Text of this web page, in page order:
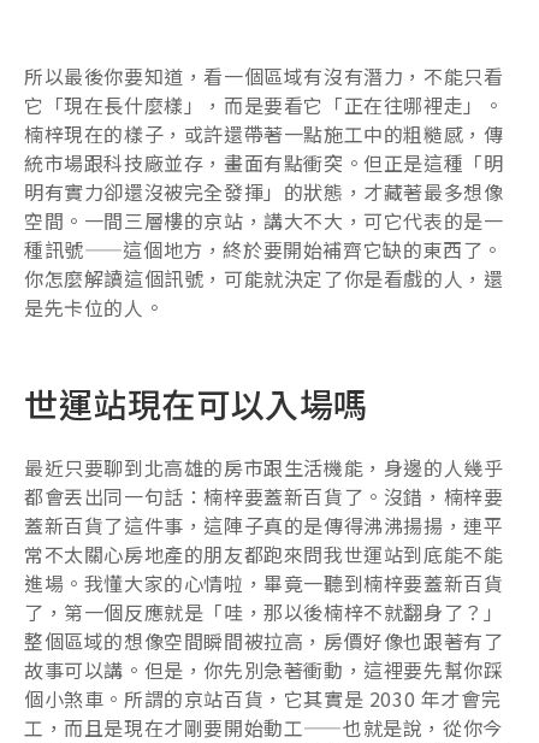
所以最後你要知道，看一個區域有沒有潛力，不能只看
它「現在長什麼樣」，而是要看它「正在往哪裡走」。
楠梓現在的樣子，或許還帶著一點施工中的粗糙感，傳
統市場跟科技廠並存，畫面有點衝突。但正是這種「明
明有實力卻還沒被完全發揮」的狀態，才藏著最多想像
空間。一間三層樓的京站，講大不大，可它代表的是一
種訊號——這個地方，終於要開始補齊它缺的東西了。
你怎麼解讀這個訊號，可能就決定了你是看戲的人，還
是先卡位的人。
世運站現在可以入場嗎
最近只要聊到北高雄的房市跟生活機能，身邊的人幾乎
都會丟出同一句話：楠梓要蓋新百貨了。沒錯，楠梓要
蓋新百貨了這件事，這陣子真的是傳得沸沸揚揚，連平
常不太關心房地產的朋友都跑來問我世運站到底能不能
進場。我懂大家的心情啦，畢竟一聽到楠梓要蓋新百貨
了，第一個反應就是「哇，那以後楠梓不就翻身了？」
整個區域的想像空間瞬間被拉高，房價好像也跟著有了
故事可以講。但是，你先別急著衝動，這裡要先幫你踩
個小煞車。所謂的京站百貨，它其實是 2030 年才會完
工，而且是現在才剛要開始動工——也就是說，從你今